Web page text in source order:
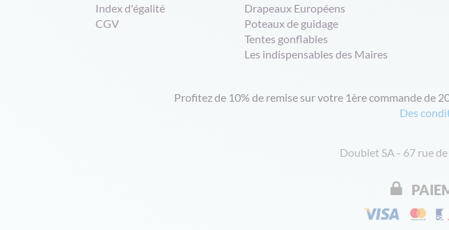
Index d'égalité
CGV
Drapeaux Européens
Poteaux de guidage
Tentes gonflables
Les indispensables des Maires
Profitez de 10% de remise sur votre 1ère commande de
Des
Doublet SA - 67 rue